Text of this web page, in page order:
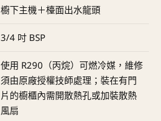
櫥下主機＋檯面出水龍頭
3/4 吋 BSP
使用 R290（丙烷）可燃冷媒，維修
須由原廠授權技師處理；裝在有門
片的櫥櫃內需開散熱孔或加裝散熱
風扇